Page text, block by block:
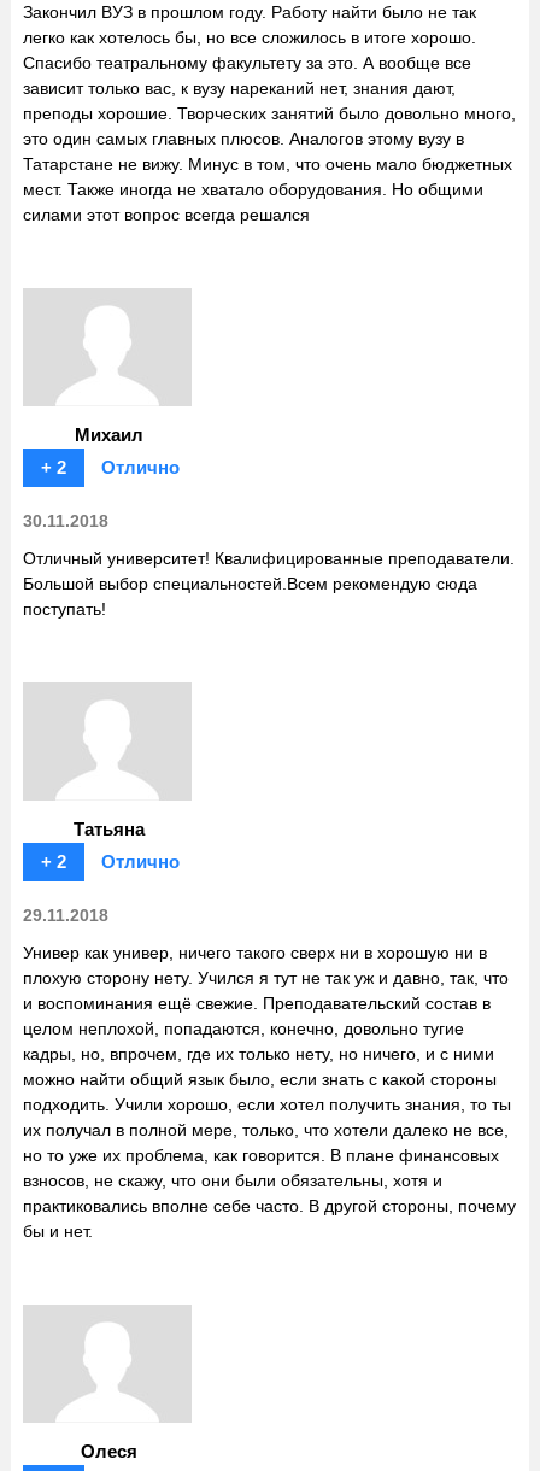
Закончил ВУЗ в прошлом году. Работу найти было не так
легко как хотелось бы, но все сложилось в итоге хорошо.
Спасибо театральному факультету за это. А вообще все
зависит только вас, к вузу нареканий нет, знания дают,
преподы хорошие. Творческих занятий было довольно много,
это один самых главных плюсов. Аналогов этому вузу в
Татарстане не вижу. Минус в том, что очень мало бюджетных
мест. Также иногда не хватало оборудования. Но общими
силами этот вопрос всегда решался
Михаил
+ 2
Отлично
30.11.2018
Отличный университет! Квалифицированные преподаватели.
Большой выбор специальностей.Всем рекомендую сюда
поступать!
Татьяна
+ 2
Отлично
29.11.2018
Универ как универ, ничего такого сверх ни в хорошую ни в
плохую сторону нету. Учился я тут не так уж и давно, так, что
и воспоминания ещё свежие. Преподавательский состав в
целом неплохой, попадаются, конечно, довольно тугие
кадры, но, впрочем, где их только нету, но ничего, и с ними
можно найти общий язык было, если знать с какой стороны
подходить. Учили хорошо, если хотел получить знания, то ты
их получал в полной мере, только, что хотели далеко не все,
но то уже их проблема, как говорится. В плане финансовых
взносов, не скажу, что они были обязательны, хотя и
практиковались вполне себе часто. В другой стороны, почему
бы и нет.
Олеся